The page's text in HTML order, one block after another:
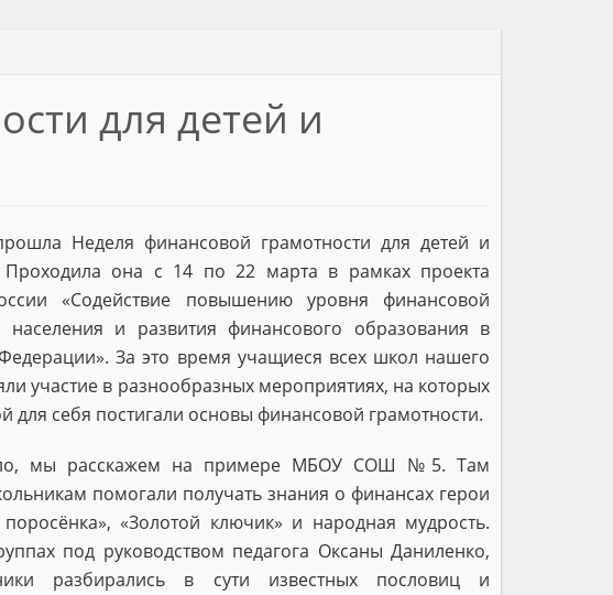
для детей и
Неделя финансовой грамотности для детей и
Проходила она с 14 по 22 марта в рамках проекта
«Содействие повышению уровня финансовой
населения и развития финансового образования в
За это время учащиеся всех школ нашего
участие в разнообразных мероприятиях, на которых
для себя постигали основы финансовой грамотности.
мы расскажем на примере МБОУ СОШ №5. Там
помогали получать знания о финансах герои
поросёнка», «Золотой ключик» и народная мудрость.
под руководством педагога Оксаны Даниленко,
разбирались в сути известных пословиц и